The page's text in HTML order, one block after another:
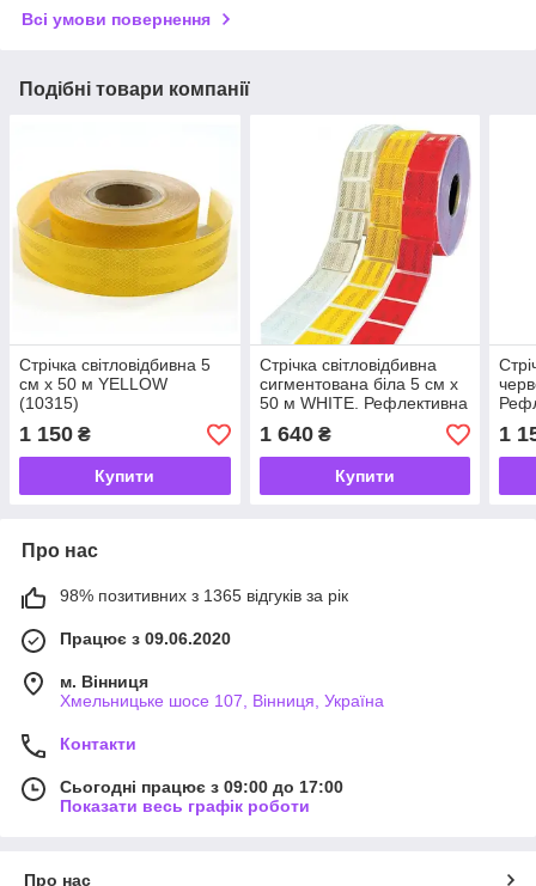
Всі умови повернення
Подібні товари компанії
Стрічка світловідбивна 5
см х 50 м YELLOW
(10315)
1 150 ₴
Купити
Стрічка світловідбивна
сигментована біла 5 см х
50 м WHITE. Рефлективна
стрічка
1 640₴
Купити
1
Про нас
98% позитивних з 1365 відгуків за рік
Працює з 09.06.2020
м. Вінниця
Хмельницьке шосе 107, Вінниця, Україна
Контакти
Сьогодні працює з 09:00 до 17:00
Показати весь графік роботи
Про нас